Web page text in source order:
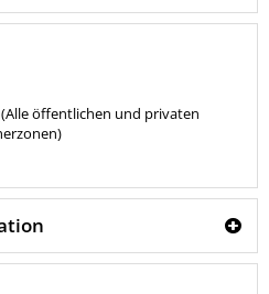
öffentlichen und privaten